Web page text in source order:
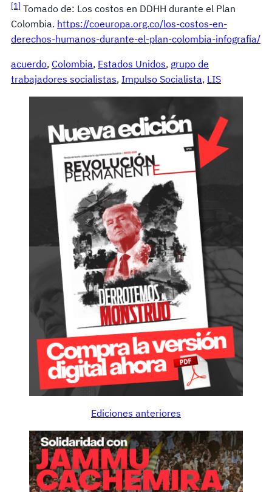
[1] Tomado de: Los costos en DDHH durante el Plan
Colombia. https://coeuropa.org.co/los-costos-en-
derechos-humanos-durante-el-plan-colombia-infografia/
acuerdo, Colombia, Estados Unidos, grupo de
trabajadores socialistas, Impulso Socialista, LIS
Ediciones anteriores